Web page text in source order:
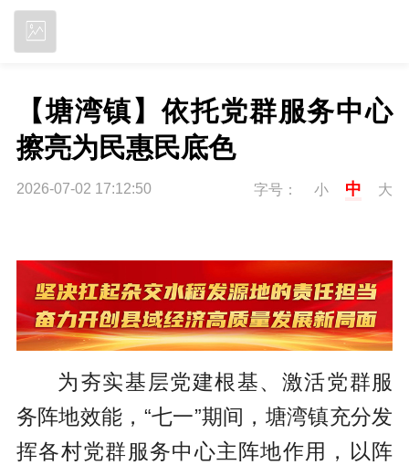
【塘湾镇】依托党群服务中心
擦亮为民惠民底色
2026-07-02 17:12:50 字号： 小 中 大
为夯实基层党建根基、激活党群服
务阵地效能，“七一”期间，塘湾镇充分发
挥各村党群服务中心主阵地作用，以阵